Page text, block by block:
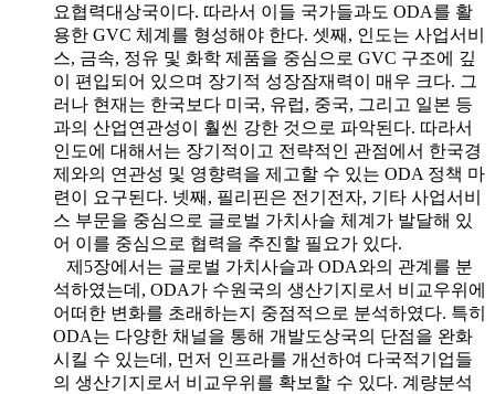
요협력대상국이다. 따라서 이들 국가들과도 ODA를 활
용한 GVC 체계를 형성해야 한다. 셋째, 인도는 사업서비
스, 금속, 정유 및 화학 제품을 중심으로 GVC 구조에 깊
이 편입되어 있으며 장기적 성장잠재력이 매우 크다. 그
러나 현재는 한국보다 미국, 유럽, 중국, 그리고 일본 등
과의 산업연관성이 훨씬 강한 것으로 파악된다. 따라서
인도에 대해서는 장기적이고 전략적인 관점에서 한국경
제와의 연관성 및 영향력을 제고할 수 있는 ODA 정책 마
련이 요구된다. 넷째, 필리핀은 전기전자, 기타 사업서비
스 부문을 중심으로 글로벌 가치사슬 체계가 발달해 있
어 이를 중심으로 협력을 추진할 필요가 있다.
제5장에서는 글로벌 가치사슬과 ODA와의 관계를 분
석하였는데, ODA가 수원국의 생산기지로서 비교우위에
어떠한 변화를 초래하는지 중점적으로 분석하였다. 특히
ODA는 다양한 채널을 통해 개발도상국의 단점을 완화
시킬 수 있는데, 먼저 인프라를 개선하여 다국적기업들
의 생산기지로서 비교우위를 확보할 수 있다. 계량분석